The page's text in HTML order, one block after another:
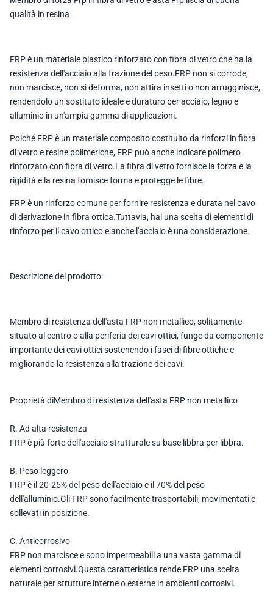
qualità in resina
FRP è un materiale plastico rinforzato con fibra di vetro che ha la
resistenza dell'acciaio alla frazione del peso.FRP non si corrode,
non marcisce, non si deforma, non attira insetti o non arrugginisce,
rendendolo un sostituto ideale e duraturo per acciaio, legno e
alluminio in un'ampia gamma di applicazioni.
Poiché FRP è un materiale composito costituito da rinforzi in fibra
di vetro e resine polimeriche, FRP può anche indicare polimero
rinforzato con fibra di vetro.La fibra di vetro fornisce la forza e la
rigidità e la resina fornisce forma e protegge le fibre.
FRP è un rinforzo comune per fornire resistenza e durata nel cavo
di derivazione in fibra ottica.Tuttavia, hai una scelta di elementi di
rinforzo per il cavo ottico e anche l'acciaio è una considerazione.
Descrizione del prodotto:
Membro di resistenza dell'asta FRP non metallico,solitamente
situato al centro o alla periferia dei cavi ottici, funge da componente
importante dei cavi ottici sostenendo i fasci di fibre ottiche e
migliorando la resistenza alla trazione dei cavi.
Proprietà diMembro di resistenza dell'asta FRP non metallico
R. Ad alta resistenza
FRP è più forte dell'acciaio strutturale su base libbra per libbra.
B. Peso leggero
FRP è il 20-25% del peso dell'acciaio e il 70% del peso
dell'alluminio.Gli FRP sono facilmente trasportabili, movimentati e
sollevati in posizione.
C. Anticorrosivo
FRP non marcisce e sono impermeabili a una vasta gamma di
elementi corrosivi.Questa caratteristica rende FRP una scelta
naturale per strutture interne o esterne in ambienti corrosivi.